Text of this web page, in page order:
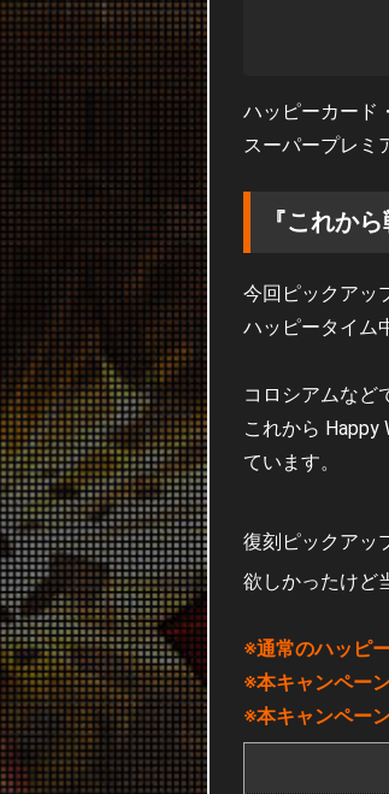
ハッピーカード
スーパープレミ
『これか
今回ピックアッ
ハッピータイム
コロシアムなど
これから
ています。
復刻ピックアッ
欲しかったけど
※通常のハッピ
※本キャンペー
※本キャンペー